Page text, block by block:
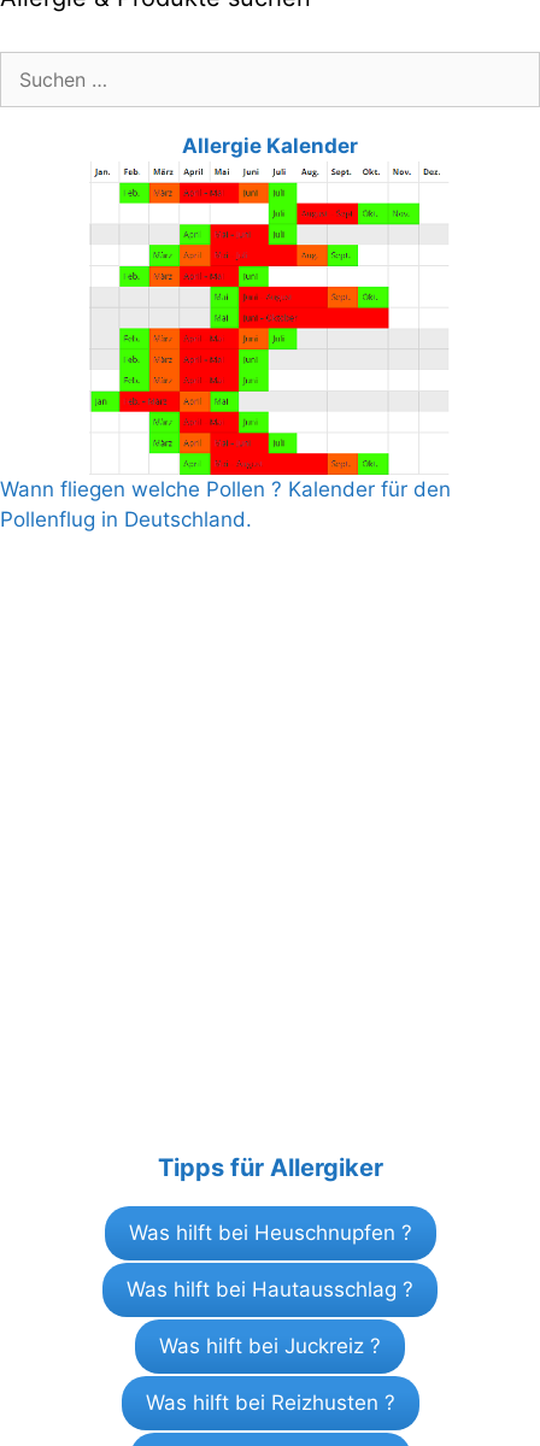
Allergie Kalender
Wann fliegen welche Pollen ? Kalender für den
Pollenflug in Deutschland.
Tipps für Allergiker
Was hilft bei Heuschnupfen ?
Was hilft bei Hautausschlag ?
Was hilft bei Juckreiz ?
Was hilft bei Reizhusten ?